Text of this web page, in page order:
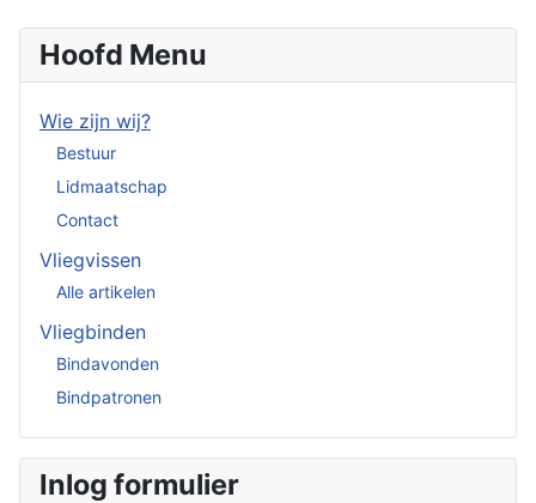
Hoofd Menu
Wie zijn wij?
Bestuur
Lidmaatschap
Contact
Vliegvissen
Alle artikelen
Vliegbinden
Bindavonden
Bindpatronen
Inlog formulier